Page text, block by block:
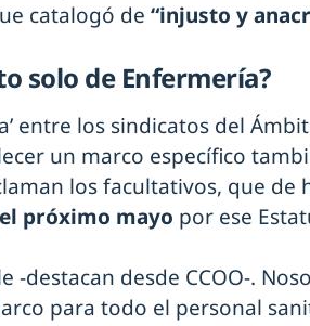
catalogó de “injusto y
solo de Enfermería?
entre los sindicatos del
un marco específico
los facultativos, que de
próximo mayo por ese
-destacan desde CCOO-.
para todo el personal